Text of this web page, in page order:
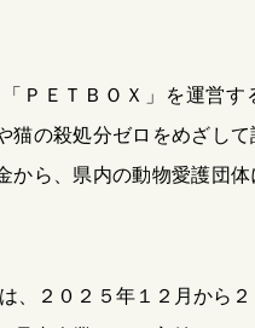
ＰＥＴＢＯＸ」を運営す
猫の殺処分ゼロをめざして
から、県内の動物愛護団
、２０２５年１２月から